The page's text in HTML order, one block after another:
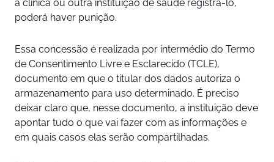
a clínica ou outra instituição de saúde registrá-lo,
poderá haver punição.
Essa concessão é realizada por intermédio do Termo
de Consentimento Livre e Esclarecido (TCLE),
documento em que o titular dos dados autoriza o
armazenamento para uso determinado. É preciso
deixar claro que, nesse documento, a instituição deve
apontar tudo o que vai fazer com as informações e
em quais casos elas serão compartilhadas.